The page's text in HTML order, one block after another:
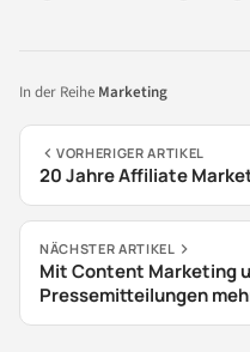
In der Reihe Marketing
VORHERIGER ARTIKEL
20 Jahre Affiliate
NÄCHSTER ARTIKEL
Mit Content Marketing
Pressemitteilungen
Onlineshops